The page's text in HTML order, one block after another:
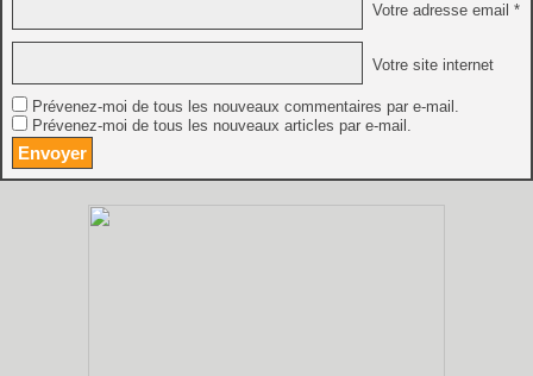
Votre adresse email *
Votre site internet
Prévenez-moi de tous les nouveaux commentaires par e-mail.
Prévenez-moi de tous les nouveaux articles par e-mail.